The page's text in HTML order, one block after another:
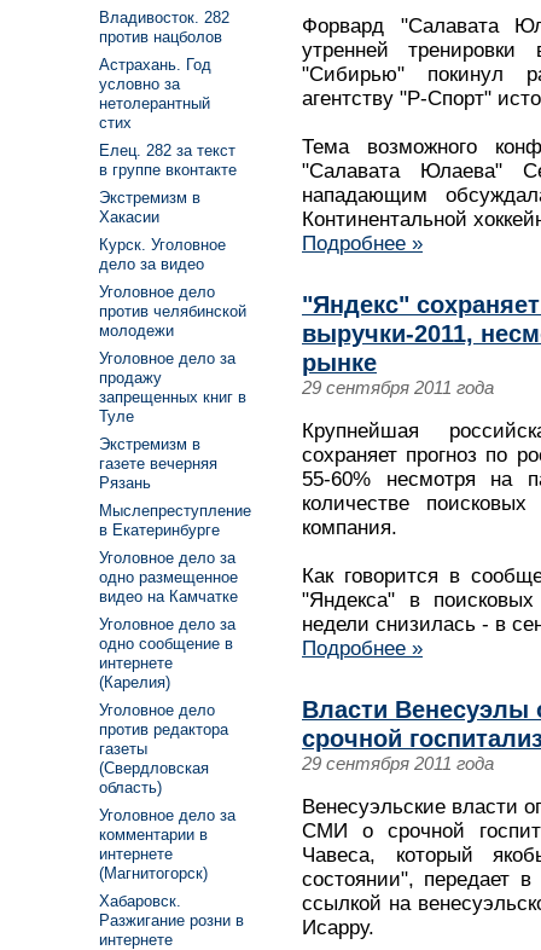
Форвард "Салавата
утренней
"Сибирью" покинул
агентству "Р-Спорт"
Тема возможного
"Салавата Юлаева"
нападающим
Континентальной
Подробнее »
"Яндекс"
выручки-2011,
рынке
29 сентября 2011 года
Крупнейшая
сохраняет прогноз по
55-60% несмотря на
количестве
компания.
Как говорится в
"Яндекса" в
недели снизилась - в
Подробнее »
Власти Венесуэлы
срочной
29 сентября 2011 года
Венесуэльские власти
СМИ о срочной
Чавеса, который
состоянии", передает
ссылкой на
Исарру.
Владивосток. 282
против нацболов
Астрахань. Год
условно за
нетолерантный
стих
Елец. 282 за текст
в группе вконтакте
Экстремизм в
Хакасии
Курск. Уголовное
дело за видео
Уголовное дело
против челябинской
молодежи
Уголовное дело за
продажу
запрещенных книг в
Туле
Экстремизм в
газете вечерняя
Рязань
Мыслепреступление
в Екатеринбурге
Уголовное дело за
одно размещенное
видео на Камчатке
Уголовное дело за
одно сообщение в
интернете
(Карелия)
Уголовное дело
против редактора
газеты
(Свердловская
область)
Уголовное дело за
комментарии в
интернете
(Магнитогорск)
Хабаровск.
Разжигание розни в
интернете